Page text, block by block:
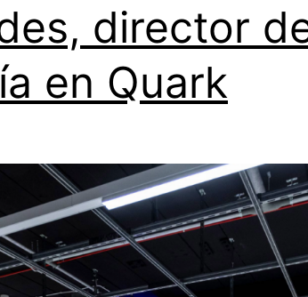
director
en Quark